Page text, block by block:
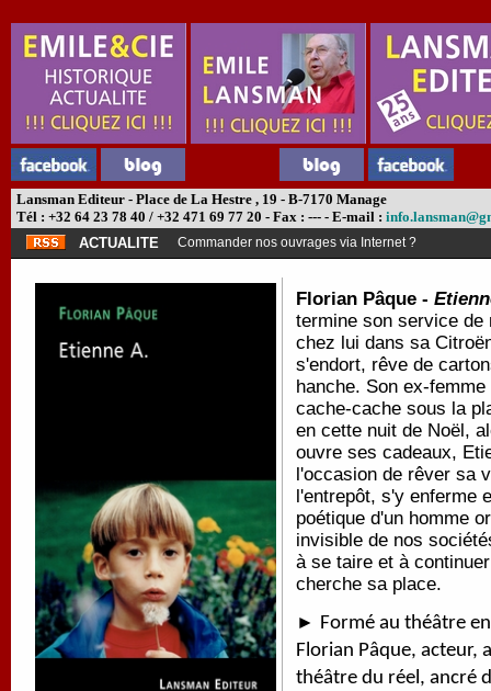
Lansman Editeur - Place de La Hestre , 19 - B-7170 Manage
Tél : +32 64 23 78 40 / +32 471 69 77 20 - Fax : --- - E-mail :
ACTUALITE
Commander nos ouvrages via Internet ?
Florian Pâque -
termine son service de
chez lui dans sa
s'endort, rêve de
hanche. Son ex-
cache-cache sous la
en cette nuit de Noël,
ouvre ses cadeaux,
l'occasion de rêver sa
l'entrepôt, s'y enferme
poétique d'un homme
invisible de nos
à se taire et à
cherche sa place.
► Formé au théâtre
Florian Pâque, acteur,
théâtre du réel, ancré